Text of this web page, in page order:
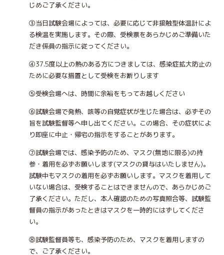
じめご了承ください。
③当日試験会場によっては、必要に応じて非接触型体温計によ
る検温を実施します。その際、受検票をあらかじめご準備いた
だき係員の指示に従ってください。
④37.5度以上の熱のある方につきましては、感染症拡大防止の
ために必要な措置として受検をお断りします
⑤受検会場へは、時間に余裕をもってお越しください
⑥試験会場で発熱、咳等の自覚症状が生じた場合は、必ずその
旨を試験監督等へ申し出てください。この場合、その症状によ
り即座に中止・帰宅の指示をすることがあります。
⑦試験会場では、感染予防のため、マスク(無地に限る)の持
参・着用を必ずお願いします(マスクの貸与はいたしません)。
試験中もマスクの着用を必ずお願いします。マスクを着用して
いない場合は、受検することはできませんので、あらかじめご
了承ください。ただし、本人確認のための写真照合等、試験監
督員の指示があったときはマスクを一時的にはずしてくださ
い。
⑧試験監督員等も、感染予防のため、マスクを着用しますの
で、ご了承ください。